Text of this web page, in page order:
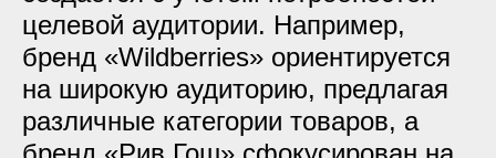
целевой аудитории. Например,
бренд «Wildberries» ориентируется
на широкую аудиторию, предлагая
различные категории товаров, а